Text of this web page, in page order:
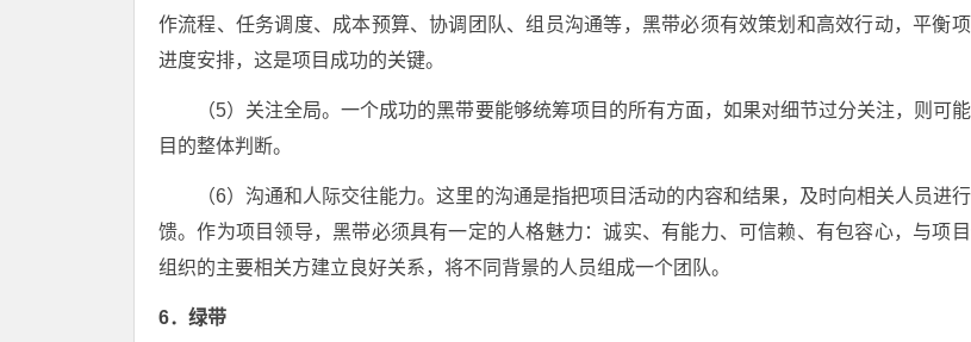
作流程、任务调度、成本预算、协调团队、组员沟通等，黑带必须有效策划和高效行动，平衡
进度安排，这是项目成功的关键。
（5）关注全局。一个成功的黑带要能够统筹项目的所有方面，如果对细节过分关注，则可
目的整体判断。
（6）沟通和人际交往能力。这里的沟通是指把项目活动的内容和结果，及时向相关人员进
馈。作为项目领导，黑带必须具有一定的人格魅力：诚实、有能力、可信赖、有包容心，与项
组织的主要相关方建立良好关系，将不同背景的人员组成一个团队。
6．绿带